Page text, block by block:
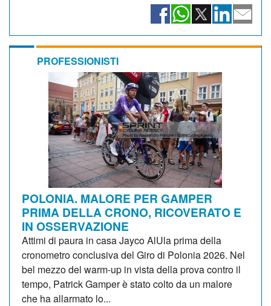
PROFESSIONISTI
POLONIA. MALORE PER GAMPER
PRIMA DELLA CRONO, RICOVERATO E
IN OSSERVAZIONE
Attimi di paura in casa Jayco AlUla prima della
cronometro conclusiva del Giro di Polonia 2026. Nel
bel mezzo del warm-up in vista della prova contro il
tempo, Patrick Gamper è stato colto da un malore
che ha allarmato lo...